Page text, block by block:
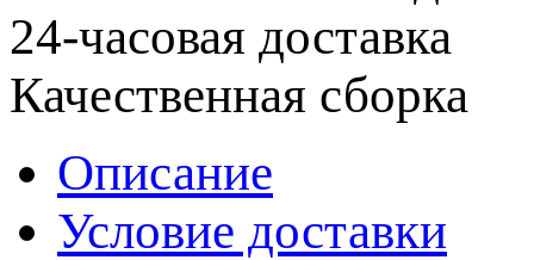
24-часовая доставка
Качественная сборка
Описание
Условие доставки